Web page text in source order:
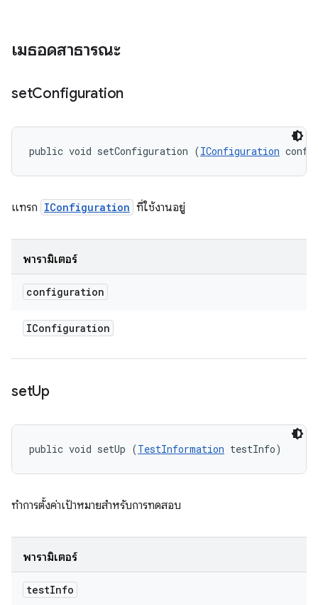
เมธอดสาธารณะ
setConfiguration
public void setConfiguration (IConfiguration
แทรก IConfiguration ที่ใช้งานอยู่
พารามิเตอร์
configuration
IConfiguration
setUp
public void setUp (TestInformation testInfo)
ทำการตั้งค่าเป้าหมายสำหรับการทดสอบ
พารามิเตอร์
testInfo